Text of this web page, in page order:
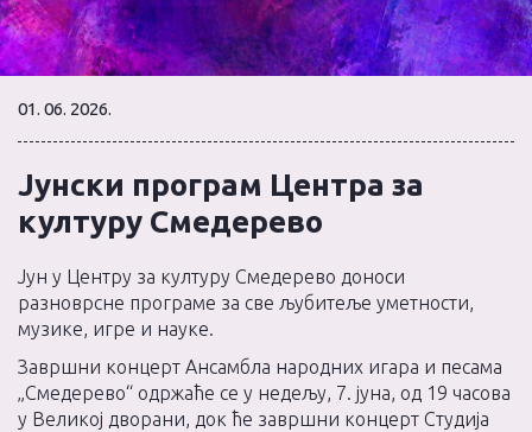
01. 06. 2026.
Јунски програм Центра за
културу Смедерево
Јун у Центру за културу Смедерево доноси
разноврсне програме за све љубитеље уметности,
музике, игре и науке.
Завршни концерт Ансамбла народних игара и песама
„Смедерево“ одржаће се у недељу, 7. јуна, од 19 часова
у Великој дворани, док ће завршни концерт Студија